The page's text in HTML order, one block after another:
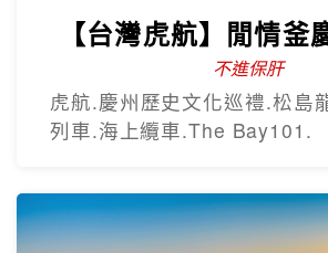
歡樂釜山5日
只進彩妝
車、汗蒸幕、美食龍蝦一隻雞